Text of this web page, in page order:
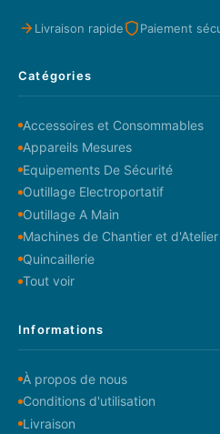
Livraison rapide Paiement
Catégories
Accessoires et Consommables
Appareils Mesures
Equipements De Sécurité
Outillage Electroportatif
Outillage A Main
Machines de Chantier et d'Atelier
Quincaillerie
Tout voir
Informations
À propos de nous
Conditions d'utilisation
Livraison